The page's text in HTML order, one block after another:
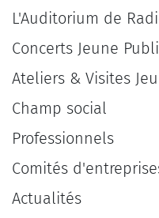
L'Auditorium de
Concerts Jeune
Ateliers & Visites
Champ social
Professionnels
Comités
Actualités